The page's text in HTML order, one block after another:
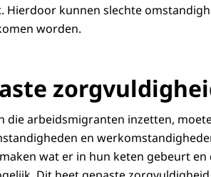
Hierdoor kunnen slechte
worden.
die arbeidsmigranten inzetten,
en
wat er in hun keten gebeurt